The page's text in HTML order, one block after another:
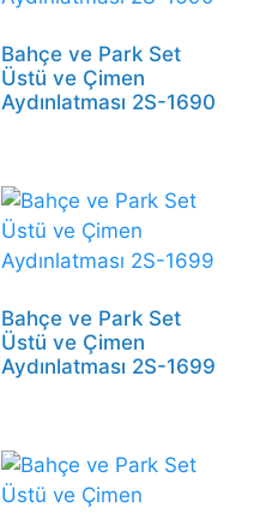
Bahçe ve Park Set
Üstü ve Çimen
Aydınlatması 2S-1690
Bahçe ve Park Set
Üstü ve Çimen
Aydınlatması 2S-1699